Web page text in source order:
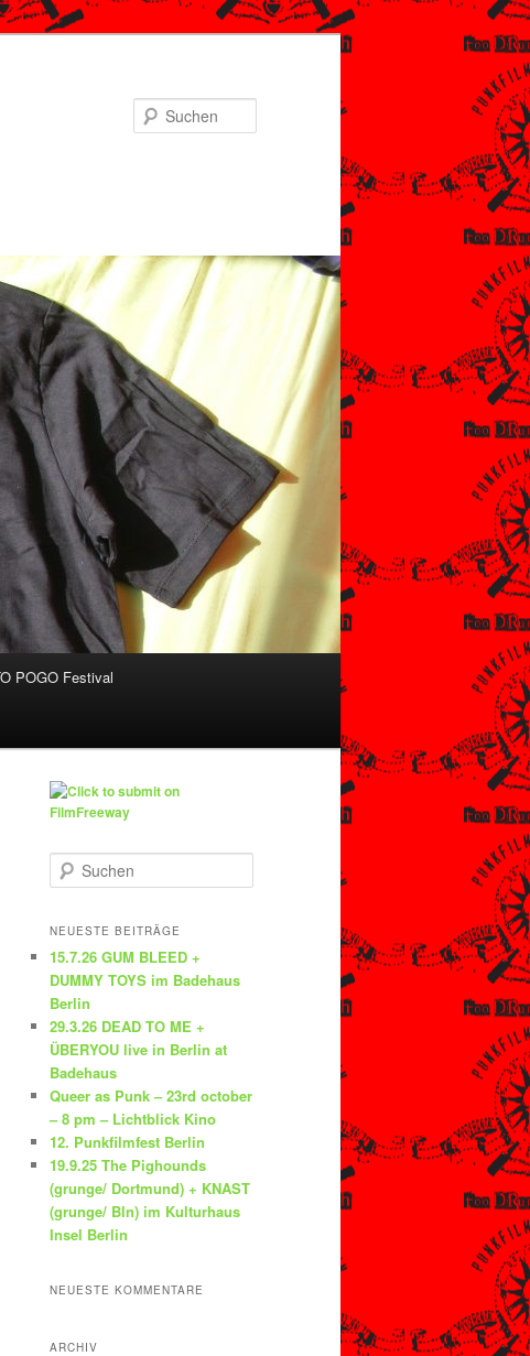
POGO Festival
u
h
n
NEUESTE BEITRÄGE
15.7.26 GUM BLEED +
DUMMY TOYS im Badehaus
Berlin
29.3.26 DEAD TO ME +
ÜBERYOU live in Berlin at
Badehaus
Queer as Punk – 23rd october
– 8 pm – Lichtblick Kino
12. Punkfilmfest Berlin
19.9.25 The Pighounds
(grunge/ Dortmund) + KNAST
(grunge/ Bln) im Kulturhaus
Insel Berlin
NEUESTE KOMMENTARE
ARCHIV